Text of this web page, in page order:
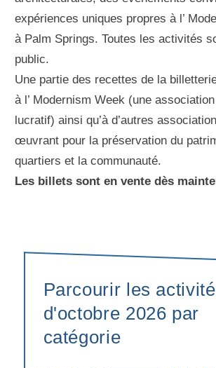
expériences uniques propres à l’
à Palm Springs. Toutes les activités
public.
Une partie des recettes de la
à l’ Modernism Week (une
lucratif) ainsi qu’à d’autres
œuvrant pour la préservation du
quartiers et la communauté.
Les billets sont en vente dès
Parcourir les
d'octobre 2026 par
catégorie